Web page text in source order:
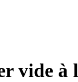
vide à